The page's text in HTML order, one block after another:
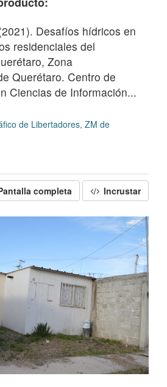
Desafíos hídricos en
residenciales del
Zona
Querétaro. Centro de
Ciencias de Información...
de Libertadores, ZM de
completa Incrustar